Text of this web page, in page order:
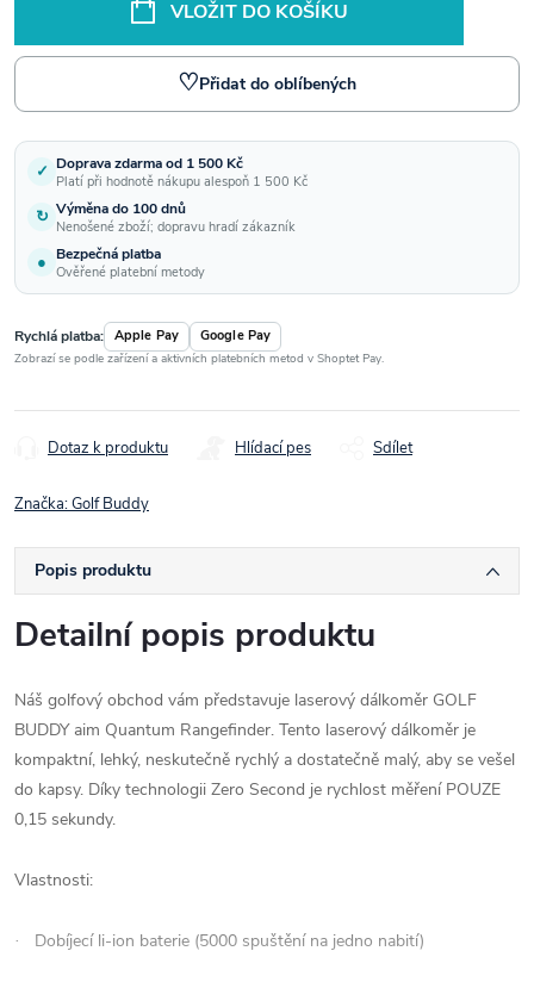
VLOŽIT DO KOŠÍKU
♡Přidat do oblíbených
✓ Doprava zdarma od 1 500 Kč
Platí při hodnotě nákupu alespoň 1 500 Kč
↻ Výměna do 100 dnů
Nenošené zboží; dopravu hradí zákazník
● Bezpečná platba
Ověřené platební metody
Rychlá platba: Apple Pay Google Pay
Zobrazí se podle zařízení a aktivních platebních metod v Shoptet Pay.
Dotaz k produktu Hlídací pes Sdílet
Značka:Golf Buddy
Popis produktu
Detailní popis produktu
Náš golfový obchod vám představuje laserový dálkoměr GOLF
BUDDY aim Quantum Rangefinder. Tento laserový dálkoměr je
kompaktní, lehký, neskutečně rychlý a dostatečně malý, aby se vešel
do kapsy. Díky technologii Zero Second je rychlost měření POUZE
0,15 sekundy.
Vlastnosti:
· Dobíjecí li-ion baterie (5000 spuštění na jedno nabití)